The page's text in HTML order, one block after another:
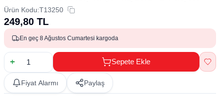
Ürün Kodu:T13250
249,80 TL
En geç 8 Ağustos Cumartesi kargoda
Sepete Ekle
Fiyat Alarmı Paylaş